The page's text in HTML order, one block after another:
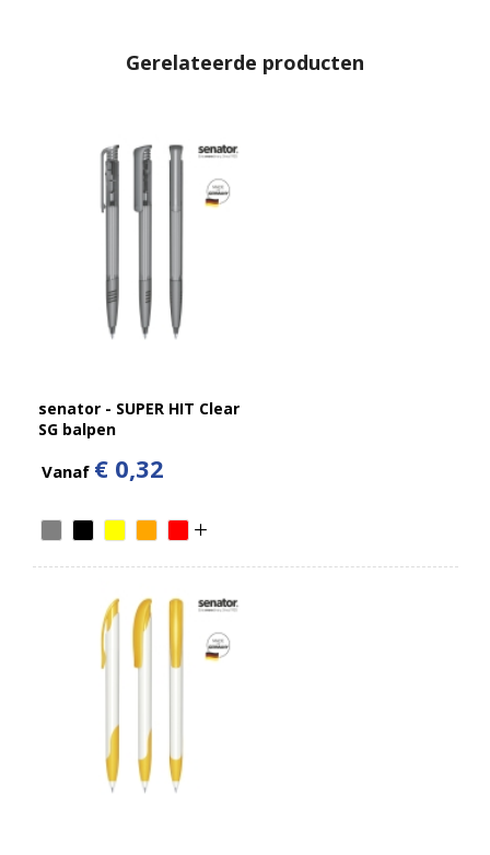
Gerelateerde producten
senator - SUPER HIT Clear
SG balpen
Vanaf € 0,32